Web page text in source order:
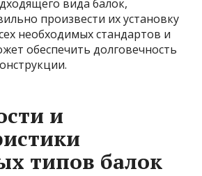
вида балок,
произвести их установку
необходимых стандартов и
обеспечить долговечность
и
типов балок